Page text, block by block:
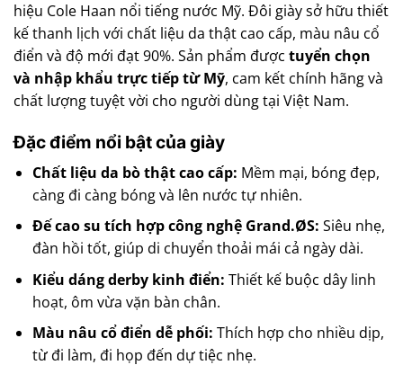
hiệu Cole Haan nổi tiếng nước Mỹ. Đôi giày sở hữu thiết
kế thanh lịch với chất liệu da thật cao cấp, màu nâu cổ
điển và độ mới đạt 90%. Sản phẩm được tuyển chọn
và nhập khẩu trực tiếp từ Mỹ, cam kết chính hãng và
chất lượng tuyệt vời cho người dùng tại Việt Nam.
Đặc điểm nổi bật của giày
Chất liệu da bò thật cao cấp: Mềm mại, bóng đẹp,
càng đi càng bóng và lên nước tự nhiên.
Đế cao su tích hợp công nghệ Grand.ØS: Siêu nhẹ,
đàn hồi tốt, giúp di chuyển thoải mái cả ngày dài.
Kiểu dáng derby kinh điển: Thiết kế buộc dây linh
hoạt, ôm vừa vặn bàn chân.
Màu nâu cổ điển dễ phối: Thích hợp cho nhiều dịp,
từ đi làm, đi họp đến dự tiệc nhẹ.